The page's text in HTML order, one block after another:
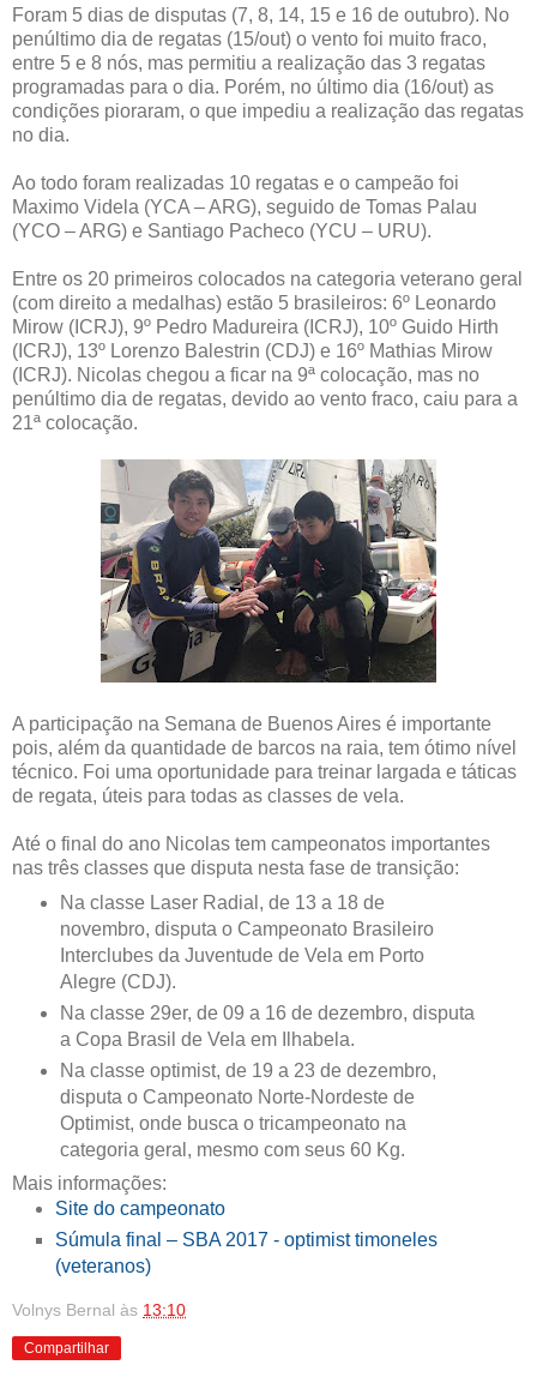
Foram 5 dias de disputas (7, 8, 14, 15 e 16 de outubro). No
penúltimo dia de regatas (15/out) o vento foi muito fraco,
entre 5 e 8 nós, mas permitiu a realização das 3 regatas
programadas para o dia. Porém, no último dia (16/out) as
condições pioraram, o que impediu a realização das regatas
no dia.
Ao todo foram realizadas 10 regatas e o campeão foi
Maximo Videla (YCA – ARG), seguido de Tomas Palau
(YCO – ARG) e Santiago Pacheco (YCU – URU).
Entre os 20 primeiros colocados na categoria veterano geral
(com direito a medalhas) estão 5 brasileiros: 6º Leonardo
Mirow (ICRJ), 9º Pedro Madureira (ICRJ), 10º Guido Hirth
(ICRJ), 13º Lorenzo Balestrin (CDJ) e 16º Mathias Mirow
(ICRJ). Nicolas chegou a ficar na 9ª colocação, mas no
penúltimo dia de regatas, devido ao vento fraco, caiu para a
21ª colocação.
A participação na Semana de Buenos Aires é importante
pois, além da quantidade de barcos na raia, tem ótimo nível
técnico. Foi uma oportunidade para treinar largada e táticas
de regata, úteis para todas as classes de vela.
Até o final do ano Nicolas tem campeonatos importantes
nas três classes que disputa nesta fase de transição:
Na classe Laser Radial, de 13 a 18 de
novembro, disputa o Campeonato Brasileiro
Interclubes da Juventude de Vela em Porto
Alegre (CDJ).
Na classe 29er, de 09 a 16 de dezembro, disputa
a Copa Brasil de Vela em Ilhabela.
Na classe optimist, de 19 a 23 de dezembro,
disputa o Campeonato Norte-Nordeste de
Optimist, onde busca o tricampeonato na
categoria geral, mesmo com seus 60 Kg.
Mais informações:
Site do campeonato
Súmula final – SBA 2017 - optimist timoneles
(veteranos)
Volnys Bernal às 13:10
Compartilhar